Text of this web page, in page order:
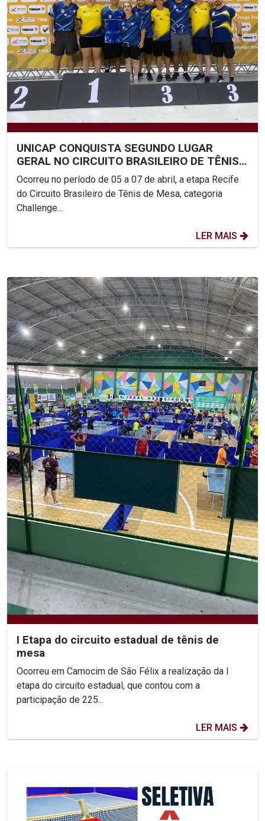
UNICAP CONQUISTA SEGUNDO LUGAR
GERAL NO CIRCUITO BRASILEIRO DE TÊNIS
DE MESA
Ocorreu no período de 05 a 07 de abril, a etapa Recife
do Circuito Brasileiro de Tênis de Mesa, categoria
Challenge...
LER MAIS
I Etapa do circuito estadual de tênis de
mesa
Ocorreu em Camocim de São Félix a realização da I
etapa do circuito estadual, que contou com a
participação de 225...
LER MAIS